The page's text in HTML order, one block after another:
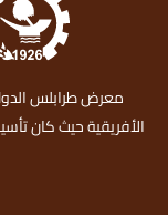
معرض طرابلس
الأفريقية حيث كان